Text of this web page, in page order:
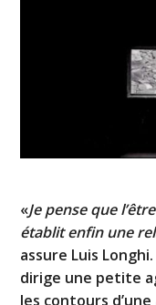
«Je pense que
établit enfin une
assure Luis
dirige une petite
les contours